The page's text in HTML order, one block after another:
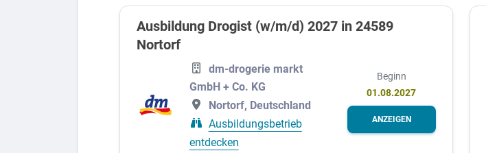
Ausbildung Drogist (w/m/d) 2027 in 24589
Nortorf
dm-drogerie markt
GmbH + Co. KG
Nortorf, Deutschland
Ausbildungsbetrieb
entdecken
Beginn
01.08.2027
ANZEIGEN